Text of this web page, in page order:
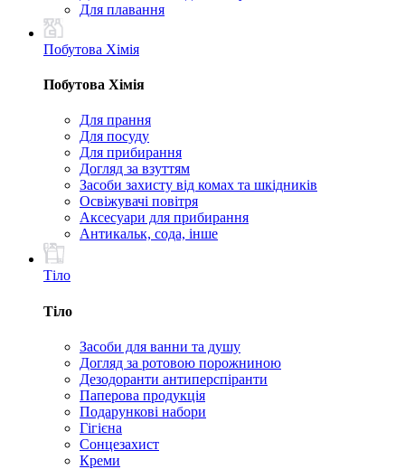
Для плавання
Побутова Хімія
Побутова Хімія
Для прання
Для посуду
Для прибирання
Догляд за взуттям
Засоби захисту від комах та шкідників
Освіжувачі повітря
Аксесуари для прибирання
Антикальк, сода, інше
Тіло
Тіло
Засоби для ванни та душу
Догляд за ротовою порожниною
Дезодоранти антиперспіранти
Паперова продукція
Подарункові набори
Гігієна
Сонцезахист
Креми